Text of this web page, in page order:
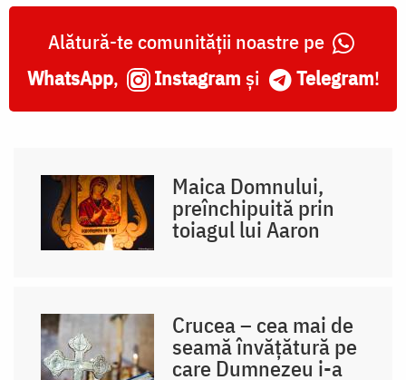
Alătură-te comunității noastre pe
WhatsApp, Instagram și Telegram!
Maica Domnului,
preînchipuită prin
toiagul lui Aaron
Crucea – cea mai de
seamă învățătură pe
care Dumnezeu i-a